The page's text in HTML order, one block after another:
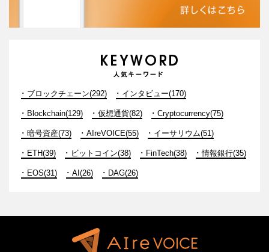
ブロックチェーン(292) インタビュー(170)
Blockchain(129) 仮想通貨(82) Cryptocurrency(75)
暗号資産(73) AIreVOICE(55) イーサリウム(51)
ETH(39) ビットコイン(38) FinTech(38) 情報銀行(35)
EOS(31) AI(26) DAG(26)